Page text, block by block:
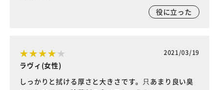
役に立った
2021/03/19
ラヴィ(女性)
しっかりと拭ける厚さと大きさです。只あまり良い臭